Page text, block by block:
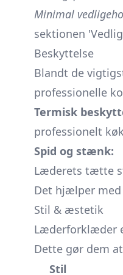
Minimal
sektionen
Beskyttelse
Blandt de
professionelle
Termisk
professionelt
Spid og stænk:
Læderets tætte
Det hjælper med
Stil & æstetik
Læderforklæder
Dette gør dem
Stil